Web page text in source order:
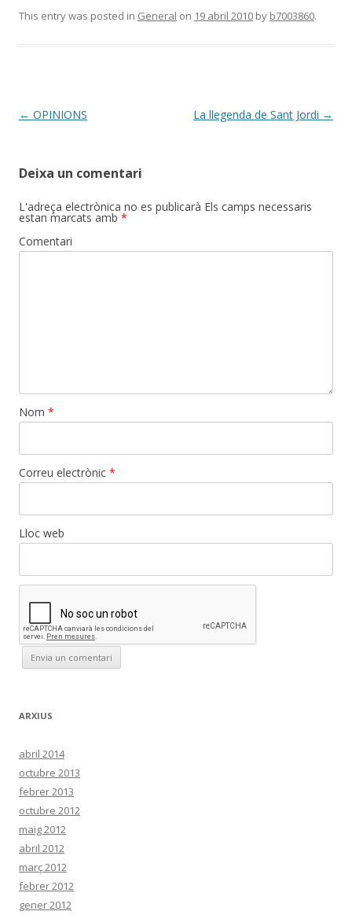
This entry was posted in General on 19 abril 2010 by b7003860.
Post
← OPINIONS La llegenda de Sant Jordi →
Deixa un comentari
L'adreça electrònica no es publicarà Els camps necessaris
estan marcats amb *
Comentari
Nom *
Correu electrònic *
Lloc web
ARXIUS
abril 2014
octubre 2013
febrer 2013
octubre 2012
maig 2012
abril 2012
març 2012
febrer 2012
gener 2012